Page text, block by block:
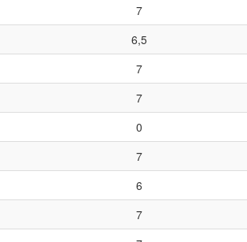
7
6,5
7
7
0
7
6
7